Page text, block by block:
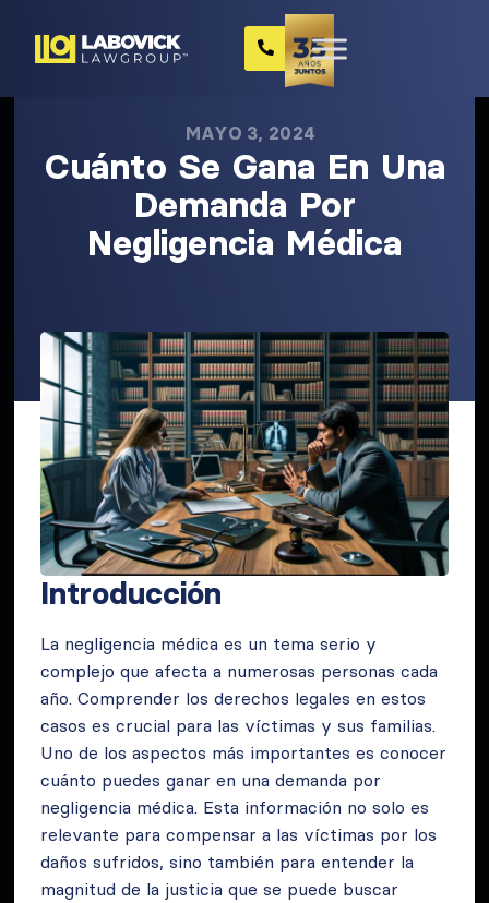
MAYO 3, 2024
Cuánto Se Gana En Una
Demanda Por
Negligencia Médica
Introducción
La negligencia médica es un tema serio y
complejo que afecta a numerosas personas cada
año. Comprender los derechos legales en estos
casos es crucial para las víctimas y sus familias.
Uno de los aspectos más importantes es conocer
cuánto puedes ganar en una demanda por
negligencia médica. Esta información no solo es
relevante para compensar a las víctimas por los
daños sufridos, sino también para entender la
magnitud de la justicia que se puede buscar